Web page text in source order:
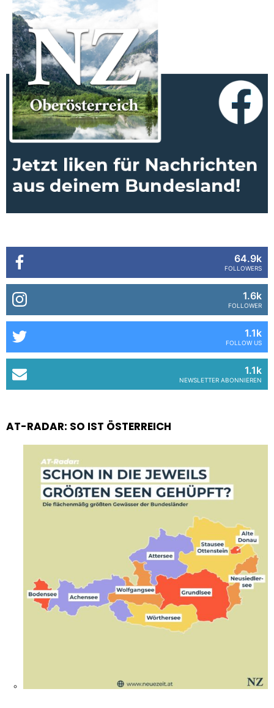
64.9k
FOLLOWERS
1.6k
FOLLOWER
1.1k
FOLLOW US
1.1k
NEWSLETTER ABONNIEREN
AT-RADAR: SO IST ÖSTERREICH